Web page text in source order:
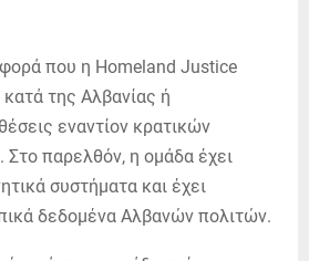
που η Homeland Justice
της Αλβανίας ή
εναντίον κρατικών
παρελθόν, η ομάδα έχει
συστήματα και έχει
δεδομένα Αλβανών πολιτών.